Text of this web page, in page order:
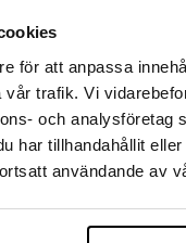
för att anpassa
trafik. Vi
och
har tillhandahållit
användande av
löytöä? Outletistamme
tilaisuus tehdä
varastoa riittää!